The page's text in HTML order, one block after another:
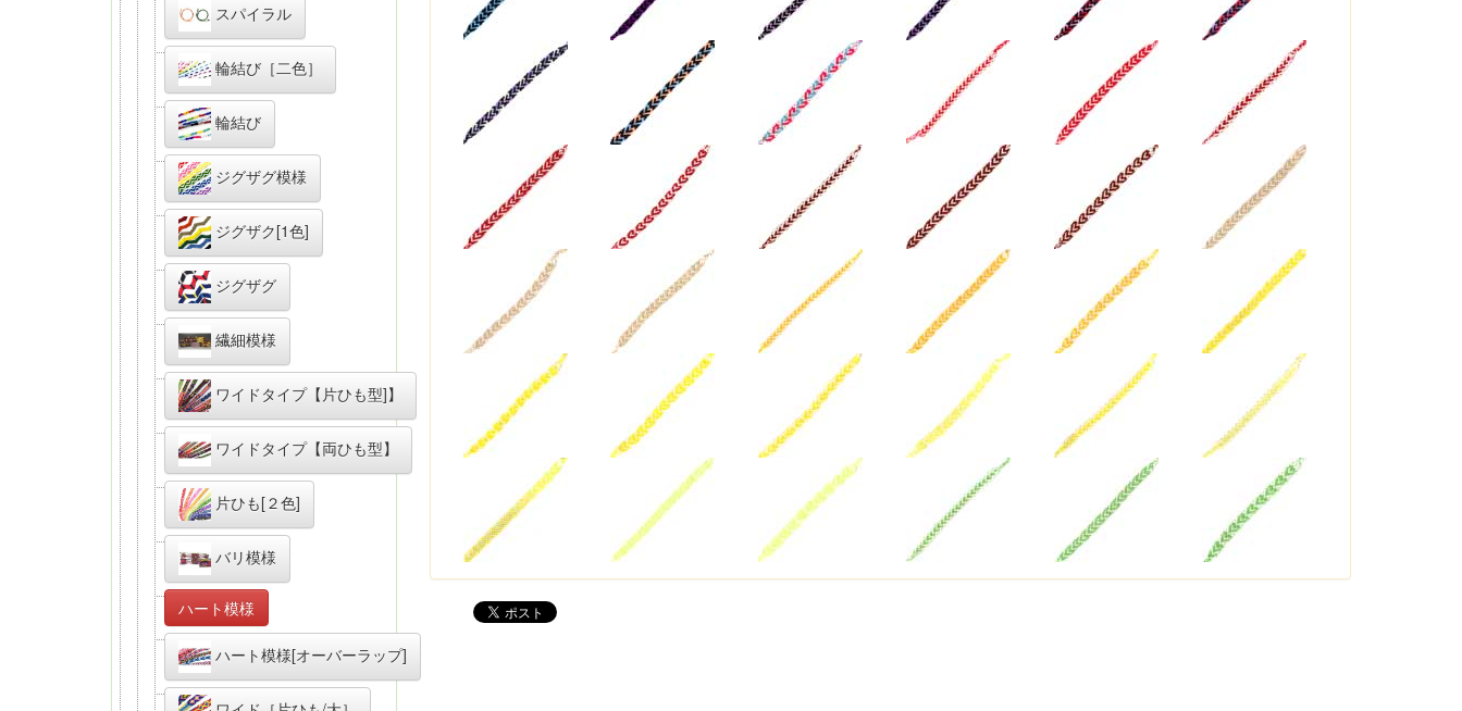
スパイラル
輪結び［二色］
輪結び
ジグザグ模様
ジグザク[1色]
ジグザグ
繊細模様
ワイドタイプ【片ひも型]】
ワイドタイプ【両ひも型】
片ひも[２色]
バリ模様
ハート模様
ハート模様[オーバーラップ]